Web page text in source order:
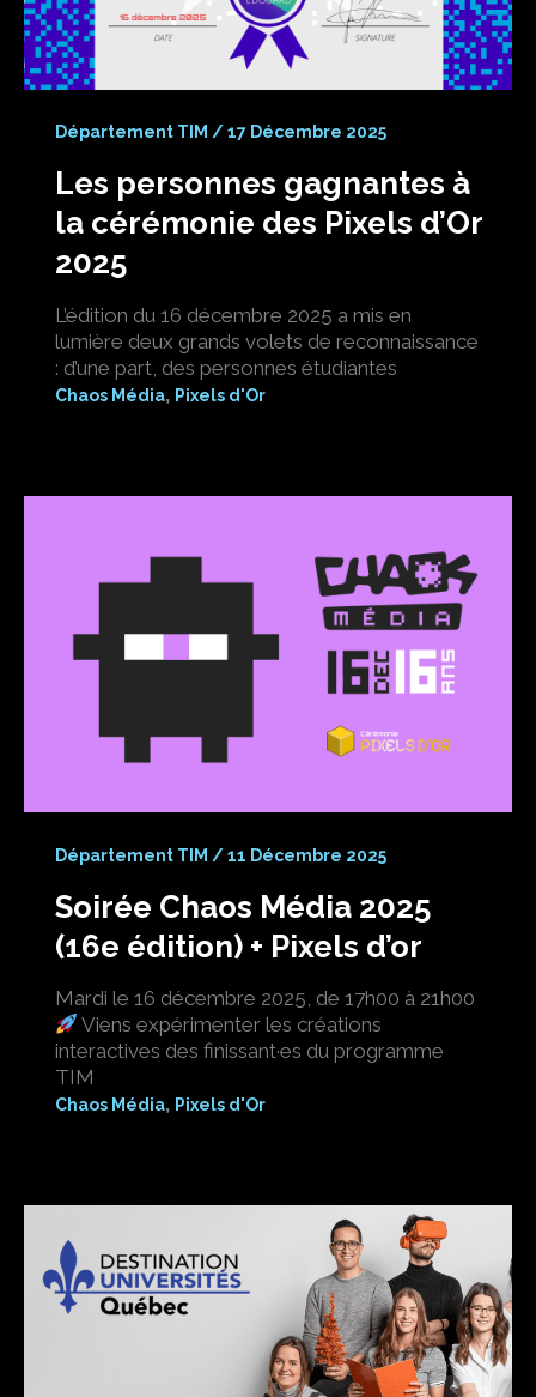
Département TIM /17 Décembre 2025
Les personnes gagnantes à
la cérémonie des Pixels d’Or
2025
L’édition du 16 décembre 2025 a mis en
lumière deux grands volets de reconnaissance
: d’une part, des personnes étudiantes
Chaos Média, Pixels d'Or
Département TIM /11 Décembre 2025
Soirée Chaos Média 2025
(16e édition) + Pixels d’or
Mardi le 16 décembre 2025, de 17h00 à 21h00
Viens expérimenter les créations
interactives des finissant·es du programme
TIM
Chaos Média, Pixels d'Or